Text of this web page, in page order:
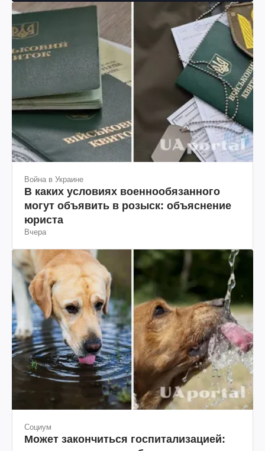
Война в Украине
В каких условиях военнообязанного
могут объявить в розыск: объяснение
юриста
Вчера
Социум
Может закончиться госпитализацией: